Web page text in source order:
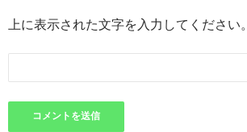
上に表示された文字を入力してください。